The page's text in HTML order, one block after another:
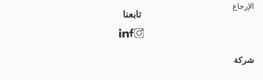
الإرجاع
شركة
تابعنا